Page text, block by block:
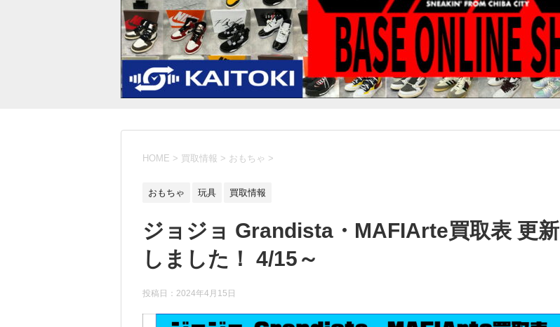
HOME > 買取情報 > おもちゃ >
おもちゃ 玩具 買取情報
ジョジョ Grandista・MAFIArte買取表 更新
しました！ 4/15～
投稿日： 2024年4月15日